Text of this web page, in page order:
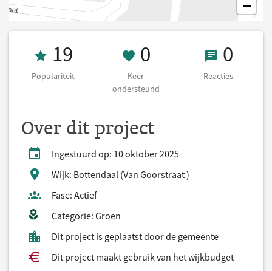
−
Populariteit 19
19
Populariteit
0 Keer
0
Keer
ondersteund
0 0
Reacties
Over dit project
Ingestuurd op: 10 oktober 2025
Wijk: Bottendaal (Van Goorstraat )
Fase: Actief
Categorie: Groen
Dit project is geplaatst door de gemeente
Dit project maakt gebruik van het wijkbudget